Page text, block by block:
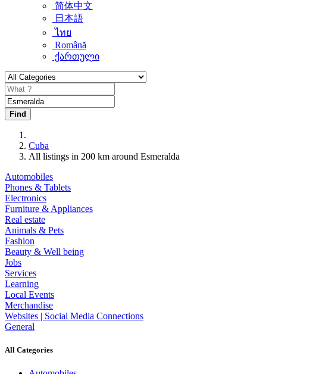
简体中文
日本語
ไทย
Română
ქართული
Find
Cuba
All listings in 200 km around Esmeralda
Automobiles
Phones & Tablets
Electronics
Furniture & Appliances
Real estate
Animals & Pets
Fashion
Beauty & Well being
Jobs
Services
Learning
Local Events
Merchandise
Websites | Social Media Connections
General
All Categories